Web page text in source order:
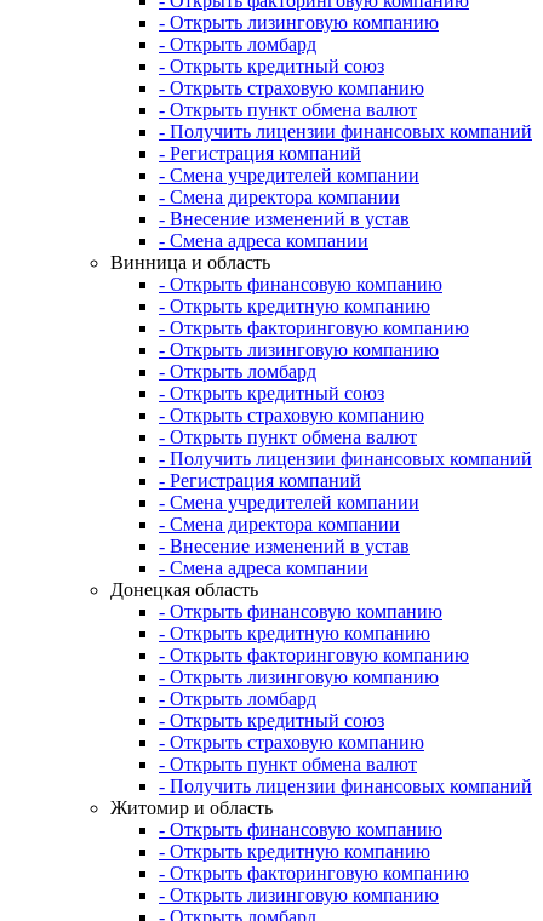
- Открыть лизинговую компанию
- Открыть ломбард
- Открыть кредитный союз
- Открыть страховую компанию
- Открыть пункт обмена валют
- Получить лицензии финансовых компаний
- Регистрация компаний
- Смена учредителей компании
- Смена директора компании
- Внесение изменений в устав
- Смена адреса компании
Винница и область
- Открыть финансовую компанию
- Открыть кредитную компанию
- Открыть факторинговую компанию
- Открыть лизинговую компанию
- Открыть ломбард
- Открыть кредитный союз
- Открыть страховую компанию
- Открыть пункт обмена валют
- Получить лицензии финансовых компаний
- Регистрация компаний
- Смена учредителей компании
- Смена директора компании
- Внесение изменений в устав
- Смена адреса компании
Донецкая область
- Открыть финансовую компанию
- Открыть кредитную компанию
- Открыть факторинговую компанию
- Открыть лизинговую компанию
- Открыть ломбард
- Открыть кредитный союз
- Открыть страховую компанию
- Открыть пункт обмена валют
- Получить лицензии финансовых компаний
Житомир и область
- Открыть финансовую компанию
- Открыть кредитную компанию
- Открыть факторинговую компанию
- Открыть лизинговую компанию
- Открыть ломбард